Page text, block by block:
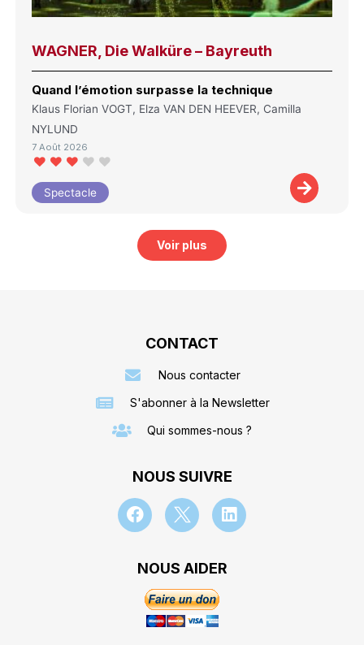
WAGNER, Die Walküre – Bayreuth
Quand l’émotion surpasse la technique
Klaus Florian VOGT, Elza VAN DEN HEEVER, Camilla
NYLUND
7 Août 2026
Spectacle
Voir plus
CONTACT
Nous contacter
S'abonner à la Newsletter
Qui sommes-nous ?
NOUS SUIVRE
NOUS AIDER